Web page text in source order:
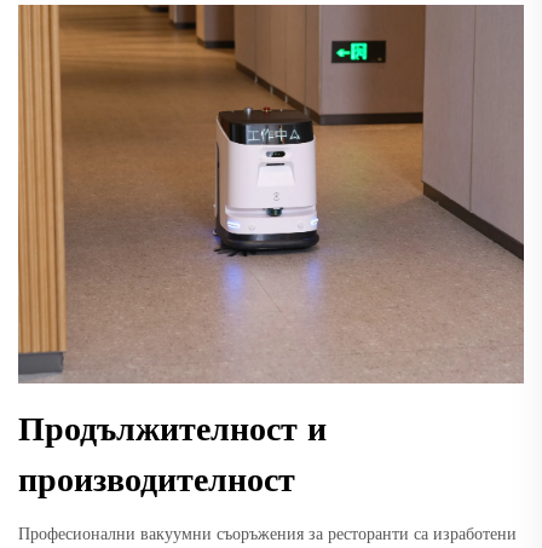
Продължителност и
производителност
Професионални вакуумни съоръжения за ресторанти са изработени